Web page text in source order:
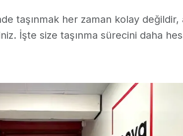
taşınmak her zaman kolay değildir,
İşte size taşınma sürecini daha